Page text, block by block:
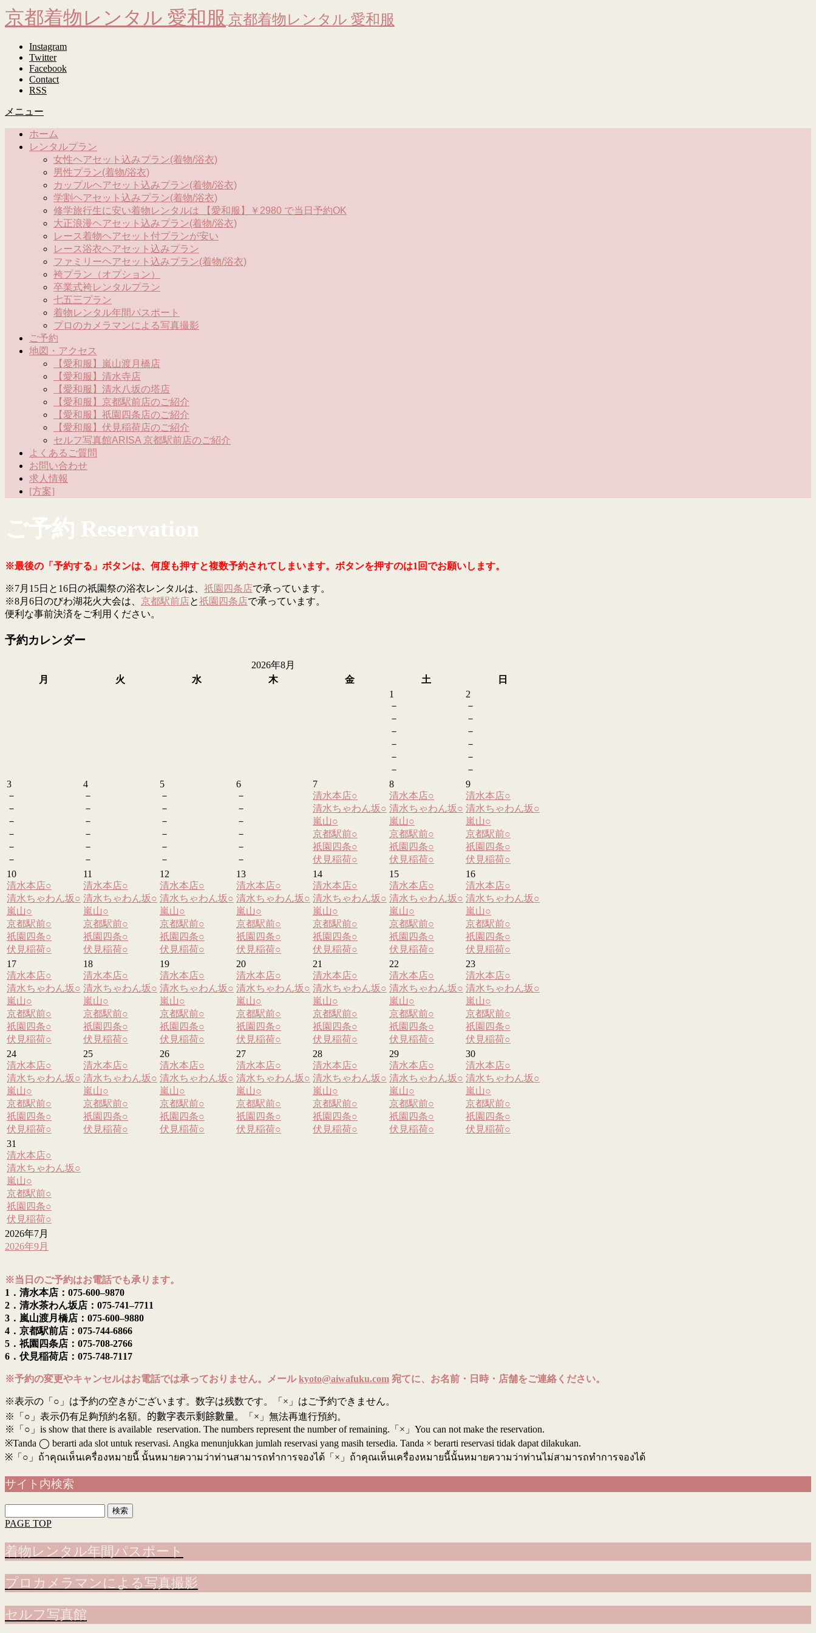
京都着物レンタル 愛和服 京都着物レンタル 愛和服
Instagram
Twitter
Facebook
Contact
RSS
メニュー
ホーム
レンタルプラン
女性ヘアセット込みプラン(着物/浴衣)
男性プラン(着物/浴衣)
カップルヘアセット込みプラン(着物/浴衣)
学割ヘアセット込みプラン(着物/浴衣)
修学旅行生に安い着物レンタルは 【愛和服】￥2980 で当日予約OK
大正浪漫ヘアセット込みプラン(着物/浴衣)
レース着物ヘアセット付プランが安い
レース浴衣ヘアセット込みプラン
ファミリーヘアセット込みプラン(着物/浴衣)
袴プラン（オプション）
卒業式袴レンタルプラン
七五三プラン
着物レンタル年間パスポート
プロのカメラマンによる写真撮影
ご予約
地図・アクセス
【愛和服】嵐山渡月橋店
【愛和服】清水寺店
【愛和服】清水八坂の塔店
【愛和服】京都駅前店のご紹介
【愛和服】祇園四条店のご紹介
【愛和服】伏見稲荷店のご紹介
セルフ写真館ARISA 京都駅前店のご紹介
よくあるご質問
お問い合わせ
求人情報
[方案]
ご予約 Reservation
※最後の「予約する」ボタンは、何度も押すと複数予約されてしまいます。ボタンを押すのは1回でお願いします。
※7月15日と16日の祇園祭の浴衣レンタルは、 祇園四条店で承っています。
※8月6日のびわ湖花火大会は、 京都駅前店と祇園四条店で承っています。
便利な事前決済をご利用ください。
予約カレンダー
2026年8月
月
火 水 木 金 土
日
1
－
－
－
－
－
－
2
－
－
－
－
－
－
3
－
－
－
－
－
－
4
－
－
－
－
－
－
5
－
－
－
－
－
－
6
－
－
－
－
－
－
7
清水本店○
清水ちゃわん坂○
嵐山○
京都駅前○
祇園四条○
伏見稲荷○
8
清水本店○
清水ちゃわん坂○
嵐山○
京都駅前○
祇園四条○
伏見稲荷○
9
清水本店○
清水ちゃわん坂○
嵐山○
京都駅前○
祇園四条○
伏見稲荷○
10
清水本店○
清水ちゃわん坂○
嵐山○
京都駅前○
祇園四条○
伏見稲荷○
11
清水本店○
清水ちゃわん坂○
嵐山○
京都駅前○
祇園四条○
伏見稲荷○
12
清水本店○
清水ちゃわん坂○
嵐山○
京都駅前○
祇園四条○
伏見稲荷○
13
清水本店○
清水ちゃわん坂○
嵐山○
京都駅前○
祇園四条○
伏見稲荷○
14
清水本店○
清水ちゃわん坂○
嵐山○
京都駅前○
祇園四条○
伏見稲荷○
15
清水本店○
清水ちゃわん坂○
嵐山○
京都駅前○
祇園四条○
伏見稲荷○
16
清水本店○
清水ちゃわん坂○
嵐山○
京都駅前○
祇園四条○
伏見稲荷○
17
清水本店○
清水ちゃわん坂○
嵐山○
京都駅前○
祇園四条○
伏見稲荷○
18
清水本店○
清水ちゃわん坂○
嵐山○
京都駅前○
祇園四条○
伏見稲荷○
19
清水本店○
清水ちゃわん坂○
嵐山○
京都駅前○
祇園四条○
伏見稲荷○
20
清水本店○
清水ちゃわん坂○
嵐山○
京都駅前○
祇園四条○
伏見稲荷○
21
清水本店○
清水ちゃわん坂○
嵐山○
京都駅前○
祇園四条○
伏見稲荷○
22
清水本店○
清水ちゃわん坂○
嵐山○
京都駅前○
祇園四条○
伏見稲荷○
23
清水本店○
清水ちゃわん坂○
嵐山○
京都駅前○
祇園四条○
伏見稲荷○
24
清水本店○
清水ちゃわん坂○
嵐山○
京都駅前○
祇園四条○
伏見稲荷○
25
清水本店○
清水ちゃわん坂○
嵐山○
京都駅前○
祇園四条○
伏見稲荷○
26
清水本店○
清水ちゃわん坂○
嵐山○
京都駅前○
祇園四条○
伏見稲荷○
27
清水本店○
清水ちゃわん坂○
嵐山○
京都駅前○
祇園四条○
伏見稲荷○
28
清水本店○
清水ちゃわん坂○
嵐山○
京都駅前○
祇園四条○
伏見稲荷○
29
清水本店○
清水ちゃわん坂○
嵐山○
京都駅前○
祇園四条○
伏見稲荷○
30
清水本店○
清水ちゃわん坂○
嵐山○
京都駅前○
祇園四条○
伏見稲荷○
31
清水本店○
清水ちゃわん坂○
嵐山○
京都駅前○
祇園四条○
伏見稲荷○
2026年7月
2026年9月
※当日のご予約はお電話でも承ります。
1．清水本店：075-600–9870
2．清水茶わん坂店：075-741–7711
3．嵐山渡月橋店：075-600–9880
4．京都駅前店：075-744-6866
5．祇園四条店：075-708-2766
6．伏見稲荷店：075-748-7117
※予約の変更やキャンセルはお電話では承っておりません。メールkyoto@aiwafuku.com 宛てに、お名前・日時・店舗をご連絡ください。
※表示の「○」は予約の空きがございます。数字は残数です。「×」はご予約できません。
※「○」表示仍有足夠預約名額。 的數字表示剩餘數量。「×」無法再進行預約。
※「○」is show that there is available reservation. The numbers represent the number of remaining.「×」You can not make the reservation.
※Tanda ◯ berarti ada slot untuk reservasi. Angka menunjukkan jumlah reservasi yang masih tersedia. Tanda × berarti reservasi tidak dapat dilakukan.
※ 「○」ถ้าคุณเห็นเครื่องหมายนี้ นั้นหมายความว่าท่านสามารถทำการจองได้「×」ถ้าคุณเห็นเครื่องหมายนี้นั้นหมายความว่าท่านไม่สามารถทำการจองได้
サイト内検索
索:
PAGE TOP
着物レンタル年間パスポート
プロカメラマンによる写真撮影
セルフ写真館